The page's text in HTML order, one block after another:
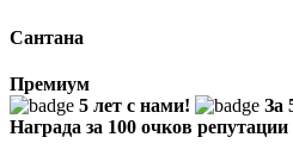
Сантана
Премиум
5 лет с нами!
За
Награда за 100 очков репутации